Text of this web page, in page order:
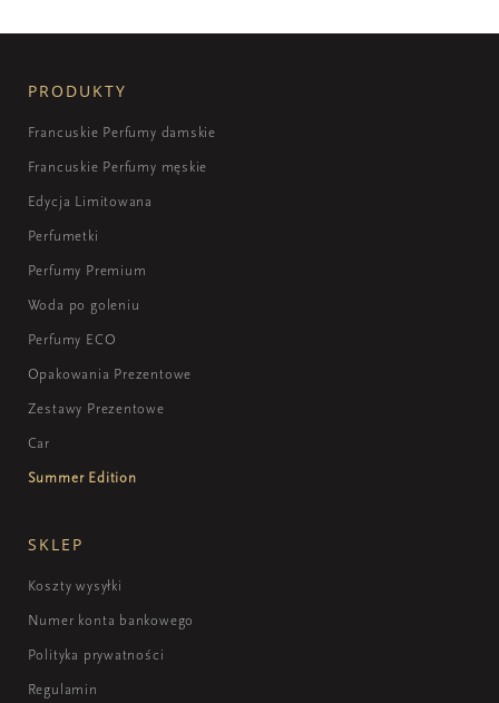
PRODUKTY
Francuskie Perfumy damskie
Francuskie Perfumy męskie
Edycja Limitowana
Perfumetki
Perfumy Premium
Woda po goleniu
Perfumy ECO
Opakowania Prezentowe
Zestawy Prezentowe
Car
Summer Edition
SKLEP
Koszty wysyłki
Numer konta bankowego
Polityka prywatności
Regulamin